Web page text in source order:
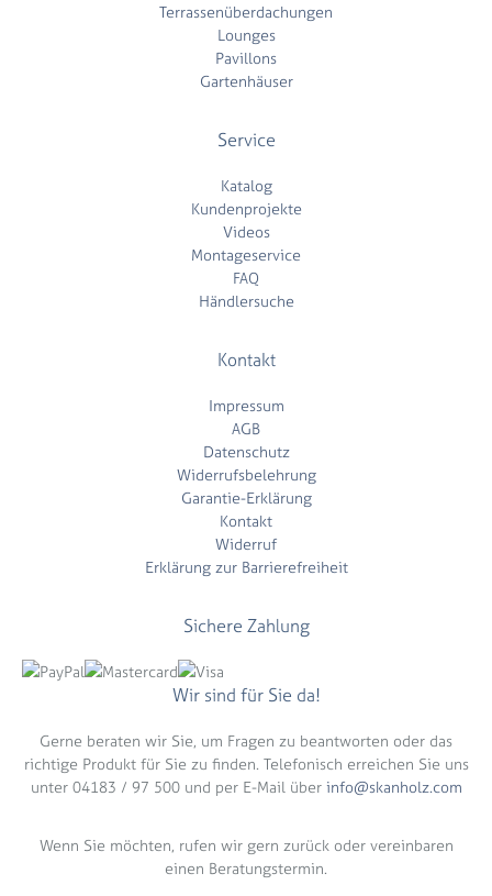
Terrassenüberdachungen
Lounges
Pavillons
Gartenhäuser
Service
Katalog
Kundenprojekte
Videos
Montageservice
FAQ
Händlersuche
Kontakt
Impressum
AGB
Datenschutz
Widerrufsbelehrung
Garantie-Erklärung
Kontakt
Widerruf
Erklärung zur Barrierefreiheit
Sichere Zahlung
Wir sind für Sie da!
Gerne beraten wir Sie, um Fragen zu beantworten oder das
richtige Produkt für Sie zu finden. Telefonisch erreichen Sie uns
unter 04183 / 97 500 und per E-Mail über info@skanholz.com
Wenn Sie möchten, rufen wir gern zurück oder vereinbaren
einen Beratungstermin.